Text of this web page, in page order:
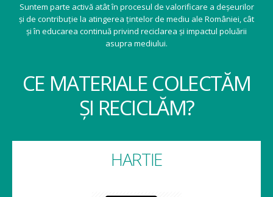
Suntem parte activă atât în procesul de valorificare a deșeurilor
și de contribuție la atingerea țintelor de mediu ale României, cât
și în educarea continuă privind reciclarea și impactul poluării
asupra mediului.
CE MATERIALE COLECTĂM
ȘI RECICLĂM?
HARTIE